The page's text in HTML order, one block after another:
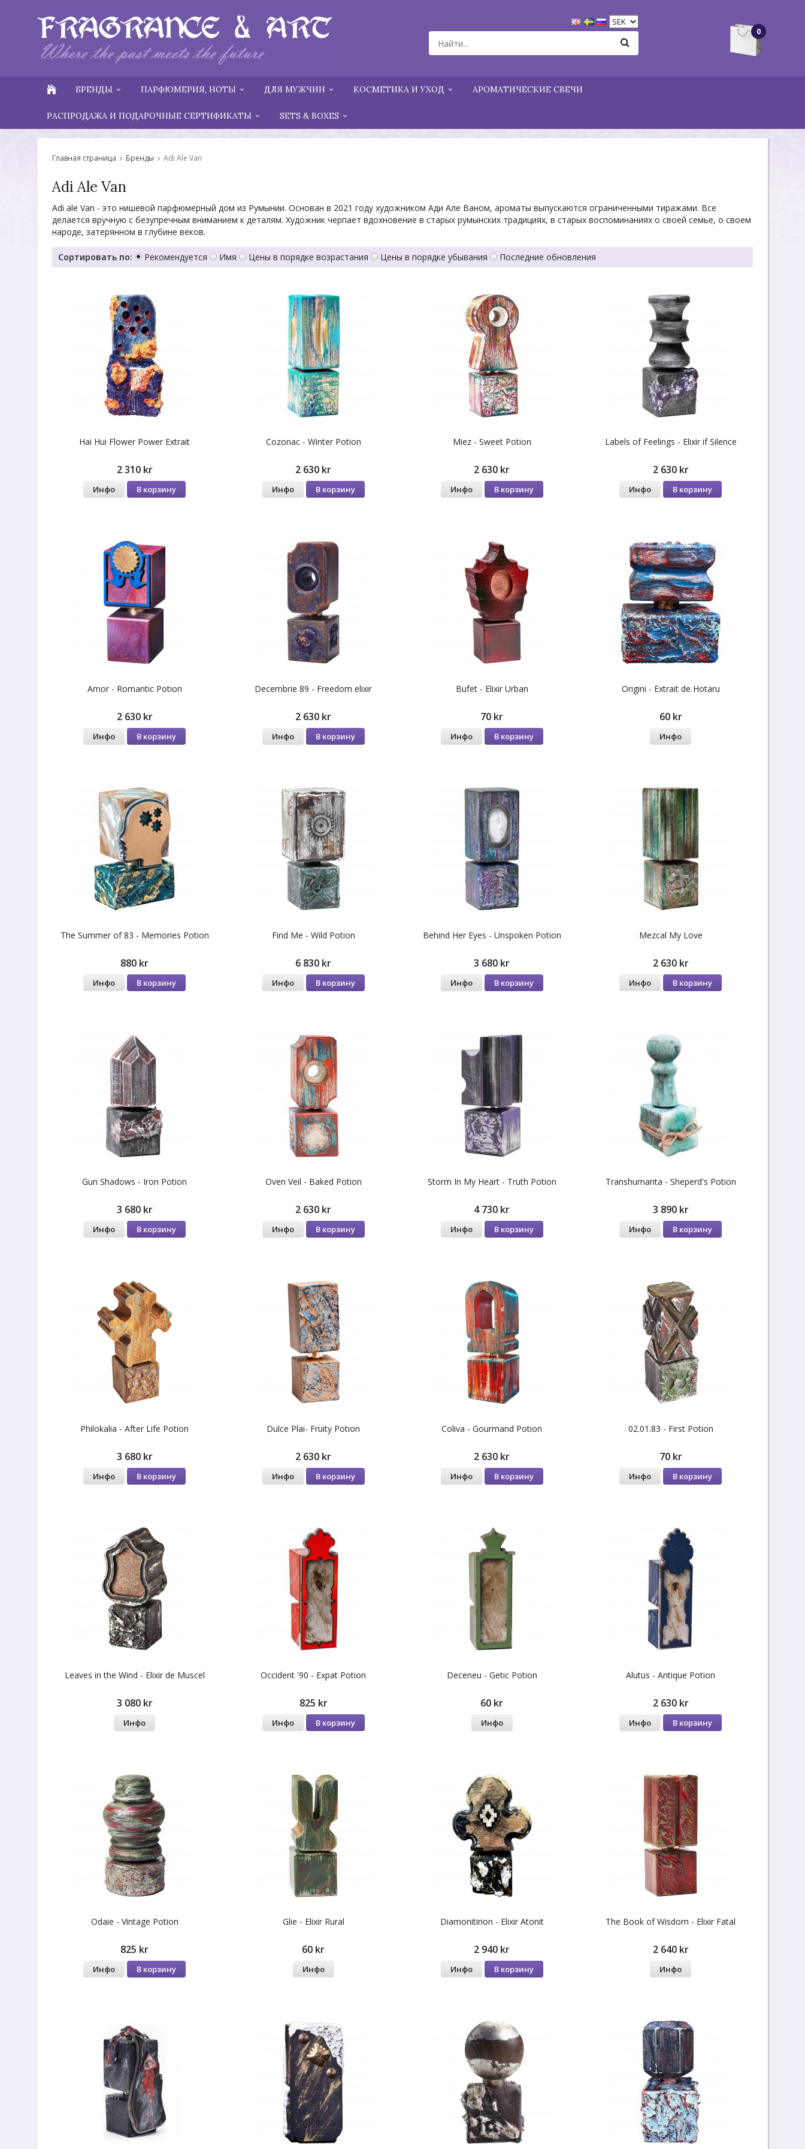
0
БРЕНДЫ ПАРФЮМЕРИЯ, НОТЫ ДЛЯ МУЖЧИН КОСМЕТИКА И УХОД АРОМАТИЧЕСКИЕ СВЕЧИ
РАСПРОДАЖА И ПОДАРОЧНЫЕ СЕРТИФИКАТЫ SETS & BOXES
Главная страница Бренды Adi Ale Van
Adi Ale Van
Adi ale Van - это нишевой парфюмерный дом из Румынии. Основан в 2021 году художником Ади Але Ваном, ароматы выпускаются ограниченными тиражами. Все
делается вручную с безупречным вниманием к деталям. Художник черпает вдохновение в старых румынских традициях, в старых воспоминаниях о своей семье, о своем
народе, затерянном в глубине веков.
Сортировать по: Рекомендуется Имя Цены в порядке возрастания Цены в порядке убывания Последние обновления
Hai Hui Flower Power Extrait
2 310 kr
Инфо В корзину
Cozonac - Winter Potion
2 630 kr
Инфо В корзину
Miez - Sweet Potion
2 630 kr
Инфо В корзину
Labels of Feelings - Elixir if Silence
2 630 kr
Инфо В корзину
Amor - Romantic Potion
2 630 kr
Инфо В корзину
Decembrie 89 - Freedom elixir
2 630 kr
Инфо В корзину
Bufet - Elixir Urban
70 kr
Инфо В корзину
Origini - Extrait de Hotaru
60 kr
Инфо
The Summer of 83 - Memories Potion
880 kr
Инфо В корзину
Find Me - Wild Potion
6 830 kr
Инфо В корзину
Behind Her Eyes - Unspoken Potion
3 680 kr
Инфо В корзину
Mezcal My Love
2 630 kr
Инфо В корзину
Gun Shadows - Iron Potion
3 680 kr
Инфо В корзину
Oven Veil - Baked Potion
2 630 kr
Инфо В корзину
Storm In My Heart - Truth Potion
4 730 kr
Инфо В корзину
Transhumanta - Sheperd's Potion
3 890 kr
Инфо В корзину
Philokalia - After Life Potion
3 680 kr
Инфо В корзину
Dulce Plai- Fruity Potion
2 630 kr
Инфо В корзину
Coliva - Gourmand Potion
2 630 kr
Инфо В корзину
02.01.83 - First Potion
70 kr
Инфо В корзину
Leaves in the Wind - Elixir de Muscel
3 080 kr
Инфо
Occident '90 - Expat Potion
825 kr
Инфо В корзину
Deceneu - Getic Potion
60 kr
Инфо
Alutus - Antique Potion
2 630 kr
Инфо В корзину
Odaie - Vintage Potion
825 kr
Инфо В корзину
Glie - Elixir Rural
60 kr
Инфо
Diamonitirion - Elixir Atonit
2 940 kr
Инфо В корзину
The Book of Wisdom - Elixir Fatal
2 640 kr
Инфо